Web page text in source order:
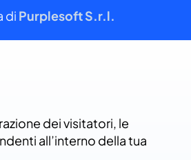
di Purplesoft S.r.l.
dei visitatori, le
all’interno della tua